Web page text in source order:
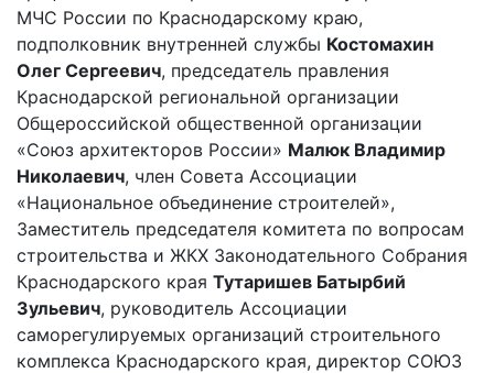
МЧС России по Краснодарскому краю,
подполковник внутренней службы Костомахин
Олег Сергеевич, председатель правления
Краснодарской региональной организации
Общероссийской общественной организации
«Союз архитекторов России» Малюк Владимир
Николаевич, член Совета Ассоциации
«Национальное объединение строителей»,
Заместитель председателя комитета по вопросам
строительства и ЖКХ Законодательного Собрания
Краснодарского края Тутаришев Батырбий
Зульевич, руководитель Ассоциации
саморегулируемых организаций строительного
комплекса Краснодарского края, директор СОЮЗ